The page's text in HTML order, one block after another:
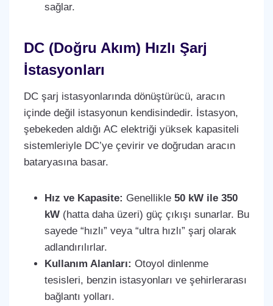
sağlar.
DC (Doğru Akım) Hızlı Şarj
İstasyonları
DC şarj istasyonlarında dönüştürücü, aracın
içinde değil istasyonun kendisindedir. İstasyon,
şebekeden aldığı AC elektriği yüksek kapasiteli
sistemleriyle DC’ye çevirir ve doğrudan aracın
bataryasına basar.
Hız ve Kapasite: Genellikle 50 kW ile 350
kW(hatta daha üzeri) güç çıkışı sunarlar. Bu
sayede “hızlı” veya “ultra hızlı” şarj olarak
adlandırılırlar.
Kullanım Alanları: Otoyol dinlenme
tesisleri, benzin istasyonları ve şehirlerarası
bağlantı yolları.